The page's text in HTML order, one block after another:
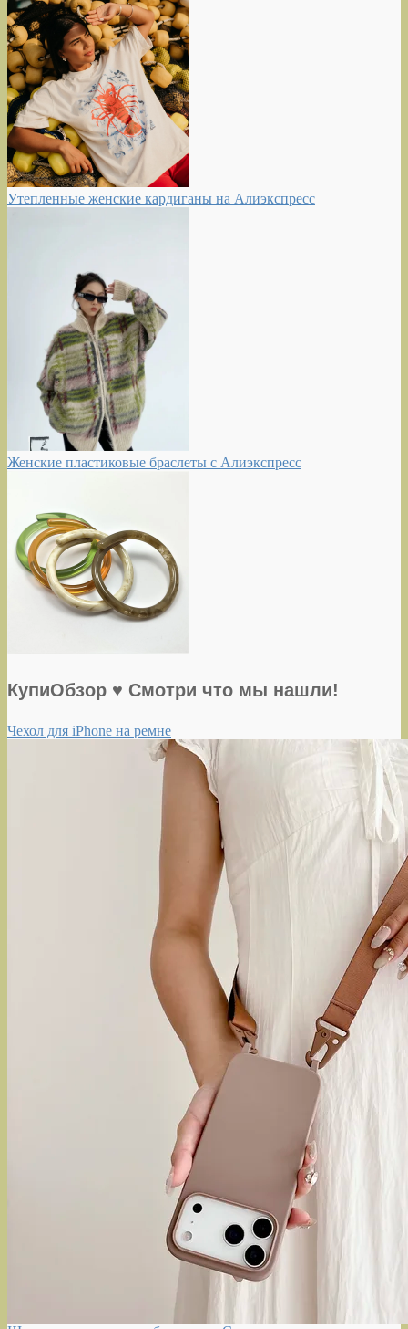
Утепленные женские кардиганы на Алиэкспресс
Женские пластиковые браслеты с Алиэкспресс
КупиОбзор ♥ Смотри что мы нашли!
Чехол для iPhone на ремне